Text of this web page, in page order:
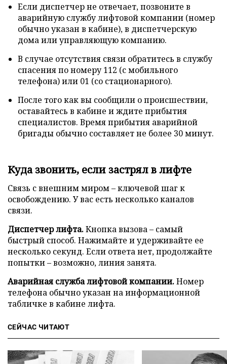
Если диспетчер не отвечает, позвоните в
аварийную службу лифтовой компании (номер
обычно указан в кабине), в диспетчерскую
дома или управляющую компанию.
В случае отсутствия связи обратитесь в службу
спасения по номеру 112 (с мобильного
телефона) или 01 (со стационарного).
После того как вы сообщили о происшествии,
оставайтесь в кабине и ждите прибытия
специалистов. Время прибытия аварийной
бригады обычно составляет не более 30 минут.
Куда звонить, если застрял в лифте
Связь с внешним миром – ключевой шаг к
освобождению. У вас есть несколько каналов
связи.
Диспетчер лифта.Кнопка вызова – самый
быстрый способ. Нажимайте и удерживайте ее
несколько секунд. Если ответа нет, продолжайте
попытки – возможно, линия занята.
Аварийная служба лифтовой компании.Номер
телефона обычно указан на информационной
табличке в кабине лифта.
СЕЙЧАС ЧИТАЮТ